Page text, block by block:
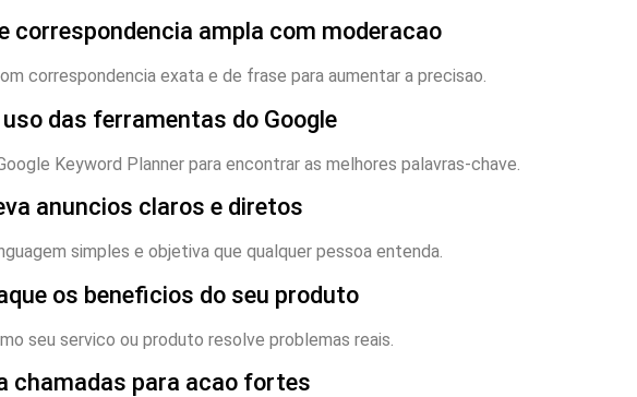
correspondencia ampla com moderacao
correspondencia exata e de frase para aumentar a precisao.
das ferramentas do Google
Keyword Planner para encontrar as melhores palavras-chave.
anuncios claros e diretos
simples e objetiva que qualquer pessoa entenda.
os beneficios do seu produto
seu servico ou produto resolve problemas reais.
chamadas para acao fortes